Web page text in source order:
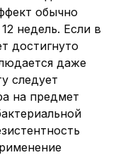
обычно
недель. Если в
достигнуто
даже
следует
на предмет